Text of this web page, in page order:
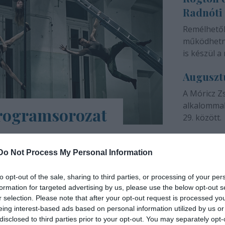
Not Process My Personal Information
opt-out of the sale, sharing to third parties, or processing of your
for targeted advertising by us, please use the below opt-out
selection. Please note that after your opt-out request is processed
interest-based ads based on personal information utilized by us
to third parties prior to your opt-out. You may separately
Háza e-Trafó elnevezésű
tartalmas, a digitális platformokon
online táncórák, live setek,
színházunk
Radnóti
is készül a
A Móricz
29. között.
INTERJÚ